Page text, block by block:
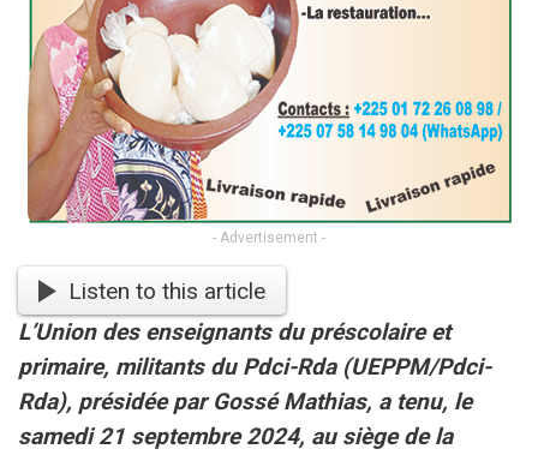
- Advertisement -
Listen to this article
L’Union des enseignants du préscolaire et
primaire, militants du Pdci-Rda (UEPPM/Pdci-
Rda), présidée par Gossé Mathias, a tenu, le
samedi 21 septembre 2024, au siège de la